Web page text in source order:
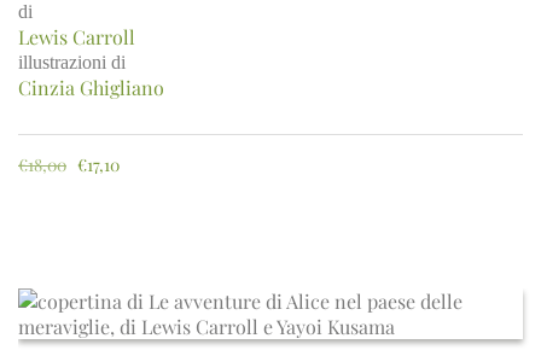
di
Lewis Carroll
illustrazioni di
Cinzia Ghigliano
€18,00 €17,10